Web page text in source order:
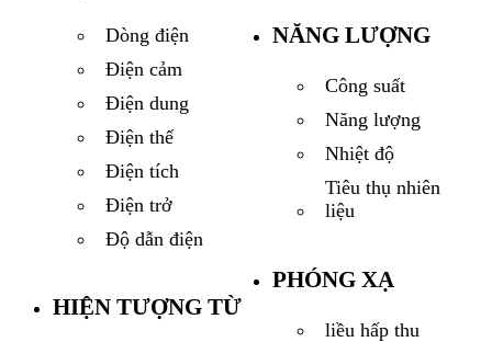
Dòng điện
Điện cảm
Điện dung
Điện thế
Điện tích
Điện trở
Độ dẫn điện
HIỆN TƯỢNG TỪ
NĂNG LƯỢNG
Công suất
Năng lượng
Nhiệt độ
Tiêu thụ nhiên
liệu
PHÓNG XẠ
liều hấp thu